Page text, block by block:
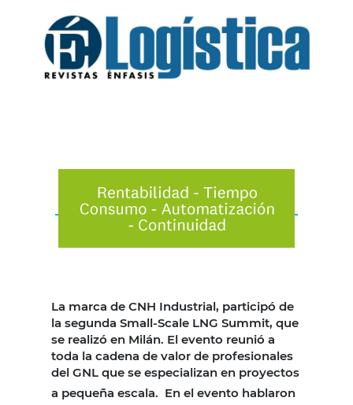
La marca de CNH Industrial, participó de
la segunda Small-Scale LNG Summit, que
se realizó en Milán. El evento reunió a
toda la cadena de valor de profesionales
del GNL que se especializan en proyectos
a pequeña escala. En el evento hablaron